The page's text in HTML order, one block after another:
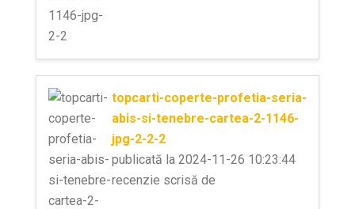
topcarti-coperte-profetia-seria-
abis-si-tenebre-cartea-2-1146-
jpg-2-2-2
publicată la 2024-11-26 10:23:44
recenzie scrisă de